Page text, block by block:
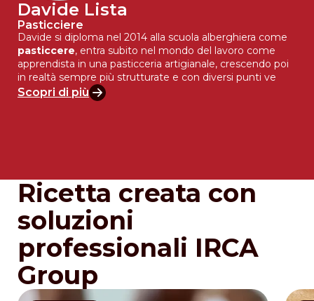
Davide Lista
Pasticciere
Davide si diploma nel 2014 alla scuola alberghiera come
pasticcere, entra subito nel mondo del lavoro come
apprendista in una pasticceria artigianale, crescendo poi
in realtà sempre più strutturate e con diversi punti ve
Scopri di più
Ricetta creata con
soluzioni
professionali IRCA
Group